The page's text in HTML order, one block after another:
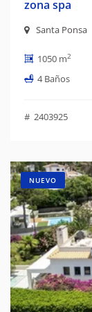
zona spa
Santa Ponsa
1050 m2
4 Baños
# 2403925
NUEVO